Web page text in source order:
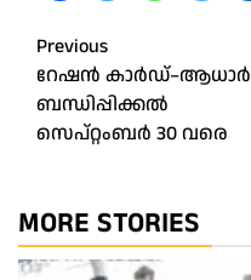
Post
navigation
Previous
റേഷൻ കാർഡ്–ആധാർ
ബന്ധിപ്പിക്കൽ
സെപ്റ്റംബർ 30 വരെ
MORE STORIES